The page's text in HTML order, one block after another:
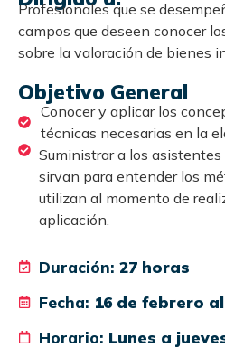
Profesionales que se
campos que deseen conocer
sobre la valoración de bienes
Objetivo General
Conocer y aplicar los
técnicas necesarias en la
Suministrar a los
sirvan para entender los
utilizan al momento de
aplicación.
Duración: 27 horas
Fecha: 16 de febrero
Horario: Lunes a